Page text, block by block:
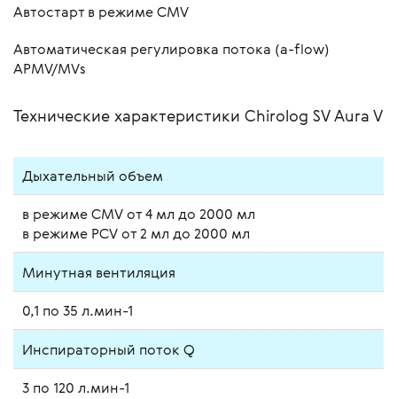
Автостарт в режиме CMV
Автоматическая регулировка потока (a-flow)
APMV/MVs
Технические характеристики Chirolog SV Aura V
Дыхательный объем
в режиме CMV от 4 мл до 2000 мл
в режиме PCV от 2 мл до 2000 мл
Минутная вентиляция
0,1 по 35 л.мин-1
Инспираторный поток Q
3 по 120 л.мин-1